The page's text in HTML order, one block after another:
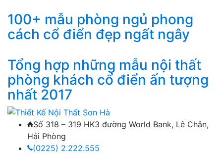
100+ mẫu phòng ngủ phong
cách cổ điển đẹp ngất ngây
Tổng hợp những mẫu nội thất
phòng khách cổ điển ấn tượng
nhất 2017
Số 318 – 319 HK3 đường World Bank, Lê Chân,
Hải Phòng
(0225) 2.222.555